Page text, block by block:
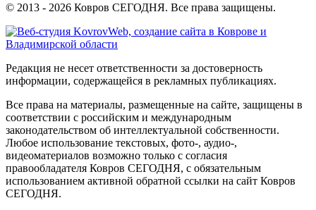
© 2013 - 2026 Ковров СЕГОДНЯ. Все права защищены.
Редакция не несет ответственности за достоверность
информации, содержащейся в рекламных публикациях.
Все права на материалы, размещенные на сайте, защищены в
соответствии с российским и международным
законодательством об интеллектуальной собственности.
Любое использование текстовых, фото-, аудио-,
видеоматериалов возможно только с согласия
правообладателя Ковров СЕГОДНЯ, с обязательным
использованием активной обратной ссылки на сайт Ковров
СЕГОДНЯ.